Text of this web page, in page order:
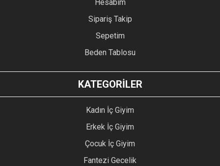
Hesabım
Sipariş Takip
Sepetim
Beden Tablosu
KATEGORİLER
Kadın İç Giyim
Erkek İç Giyim
Çocuk İç Giyim
Fantezi Gecelik